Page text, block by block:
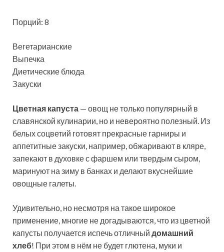
Порций: 8
Вегетарианские
Выпечка
Диетические блюда
Закуски
Цветная капуста — овощ не только популярный в
славянской кулинарии, но и невероятно полезный. Из
белых соцветий готовят прекрасные гарниры и
аппетитные закуски, например, обжаривают в кляре,
запекают в духовке с фаршем или твердым сыром,
маринуют на зиму в банках и делают вкуснейшие
овощные галеты.
Удивительно, но несмотря на такое широкое
применение, многие не догадываются, что из цветной
капусты получается испечь отличный домашний
хлеб! При этом в нём не будет глютена, муки и